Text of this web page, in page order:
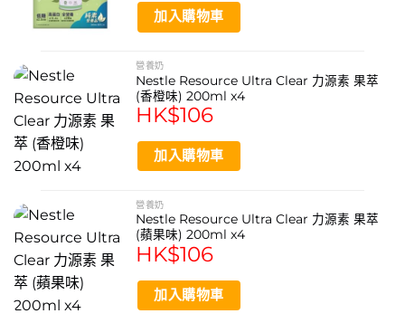
加入購物車
營養奶
Nestle Resource Ultra Clear 力源素 果萃
(香橙味) 200ml x4
HK$106
加入購物車
營養奶
Nestle Resource Ultra Clear 力源素 果萃
(蘋果味) 200ml x4
HK$106
加入購物車